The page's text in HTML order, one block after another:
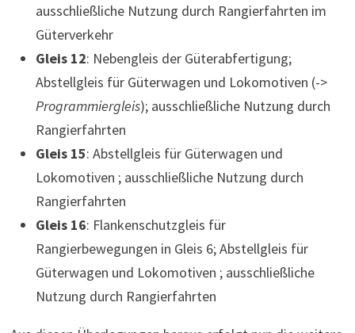
ausschließliche Nutzung durch Rangierfahrten im
Güterverkehr
Gleis 12: Nebengleis der Güterabfertigung;
Abstellgleis für Güterwagen und Lokomotiven (->
Programmiergleis); ausschließliche Nutzung durch
Rangierfahrten
Gleis 15: Abstellgleis für Güterwagen und
Lokomotiven ; ausschließliche Nutzung durch
Rangierfahrten
Gleis 16: Flankenschutzgleis für
Rangierbewegungen in Gleis 6; Abstellgleis für
Güterwagen und Lokomotiven ; ausschließliche
Nutzung durch Rangierfahrten